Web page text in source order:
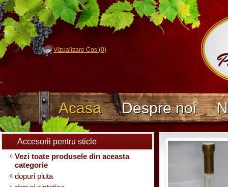
Vizualizare Cos (0)
Acasa Despre noi
Accesorii pentru sticle
Vezi toate produsele din aceasta
categorie
dopuri pluta